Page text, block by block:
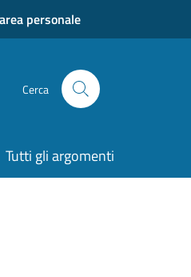
personale
Cerca
Tutti gli argomenti